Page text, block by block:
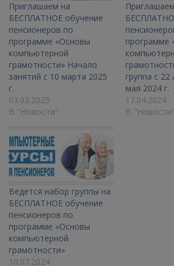
Приглашаем на
БЕСПЛАТНОЕ обучение
пенсионеров по
программе «Основы
компьютерной
грамотности» Начало
занятий с 10 марта 2025
г.
03.03.2025
В "Новости"
программе
группа с
мая 2024 г.
17.04.2024
В "Новости"
Ведется набор группы на
БЕСПЛАТНОЕ обучение
пенсионеров по
программе «Основы
компьютерной
грамотности»
10.07.2024